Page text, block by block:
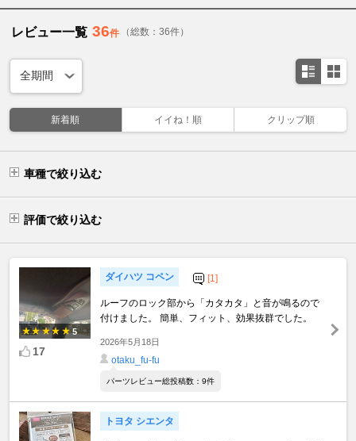
レビュー一覧 36件 （総数：36件）
新着順 イイね！順 クリップ順
車種で絞り込む
評価で絞り込む
5
17
ダイハツ コペン [1]
ルーフのロック部から「カタカタ」と音が鳴るので
付けました。 簡単、フィット、効果抜群でした。
2026年5月18日
otaku_fu-fu
パーツレビュー総投稿数：9件
トヨタ シエンタ